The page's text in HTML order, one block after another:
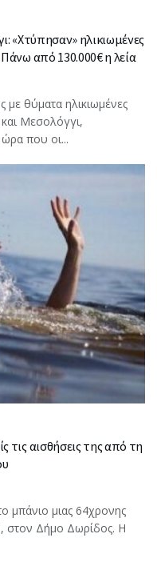
«Χτύπησαν» ηλικιωμένες
από 130.000€ η λεία
με θύματα ηλικιωμένες
Μεσολόγγι,
που οι...
τις αισθήσεις της από τη
μπάνιο μιας 64χρονης
στον Δήμο Δωρίδος. Η